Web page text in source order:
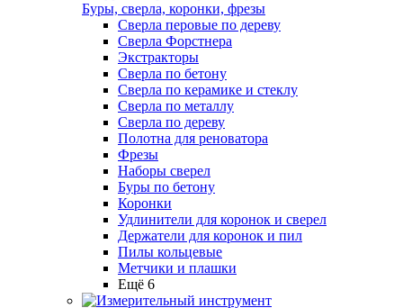
Буры, сверла, коронки, фрезы
Сверла перовые по дереву
Сверла Форстнера
Экстракторы
Сверла по бетону
Сверла по керамике и стеклу
Сверла по металлу
Сверла по дереву
Полотна для реноватора
Фрезы
Наборы сверел
Буры по бетону
Коронки
Удлинители для коронок и сверел
Держатели для коронок и пил
Пилы кольцевые
Метчики и плашки
Ещё 6